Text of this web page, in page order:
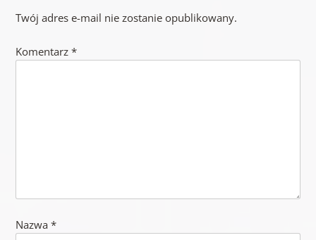
Twój adres e-mail nie zostanie opublikowany.
Komentarz *
Nazwa *